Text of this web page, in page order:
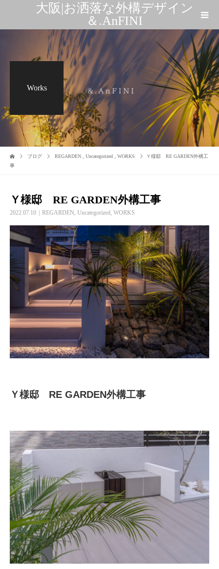
大阪|お洒落な外構デザイン
＆.AnFINI
Works
ブログ REGARDEN Uncategorized WORKS
Ｙ様邸 RE GARDEN外構工
事
Ｙ様邸 RE GARDEN外構工事
2022.07.10 REGARDEN, Uncategorized, WORKS
Ｙ様邸 RE GARDEN外構工事